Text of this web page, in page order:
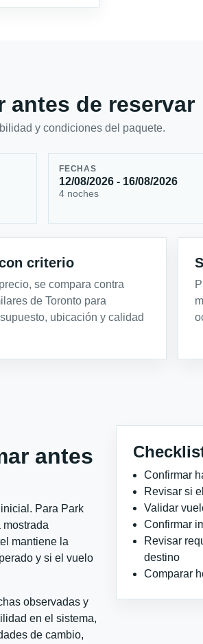
antes de reservar
y condiciones del paquete.
FECHAS
12/08/2026 - 16/08/2026
4 noches
criterio
se compara contra
de Toronto para
ubicación y calidad
antes
Para Park
mostrada
mantiene la
y si el vuelo
observadas y
en el sistema,
de cambio,
Confirmar
Revisar si
Validar
Confirmar
Revisar
destino
Comparar